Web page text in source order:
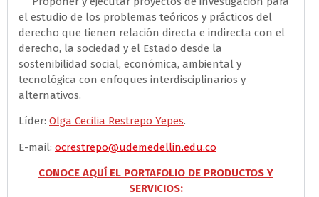
el estudio de los problemas teóricos y prácticos del
derecho que tienen relación directa e indirecta con el
derecho, la sociedad y el Estado desde la
sostenibilidad social, económica, ambiental y
tecnológica con enfoques interdisciplinarios y
alternativos.
Líder: Olga Cecilia Restrepo Yepes.
E-mail: ocrestrepo@udemedellin.edu.co
CONOCE AQUÍ EL PORTAFOLIO DE PRODUCTOS Y
SERVICIOS: